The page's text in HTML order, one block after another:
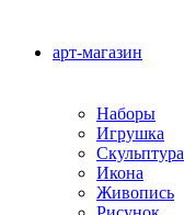
арт-магазин
Наборы
Игрушка
Скульптура
Икона
Живопись